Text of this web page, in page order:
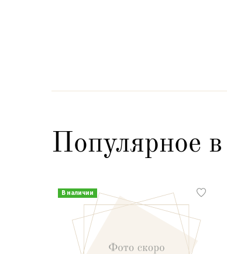
Популярное в
В наличии